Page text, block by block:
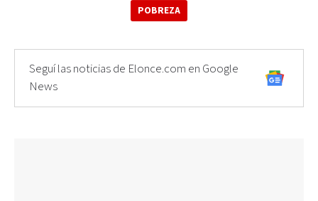
POBREZA
Seguí las noticias de Elonce.com en Google
News